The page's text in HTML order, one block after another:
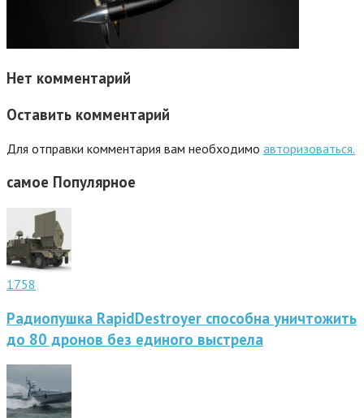
Нет комментарий
Оставить комментарий
Для отправки комментария вам необходимо авторизоваться.
самое Популярное
1758
Радиопушка RapidDestroyer способна уничтожить
до 80 дронов без единого выстрела